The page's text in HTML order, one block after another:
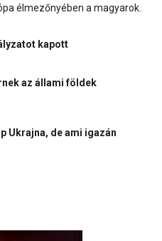
élmezőnyében a magyarok.
kapott
az állami földek
Ukrajna, de ami igazán